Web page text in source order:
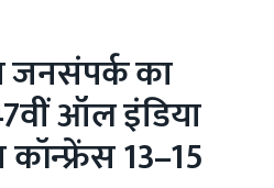
जनसंपर्क का
ऑल इंडिया
13–15